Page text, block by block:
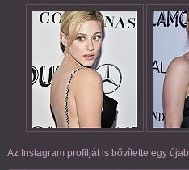
Az Instagram profilját is bővítette egy